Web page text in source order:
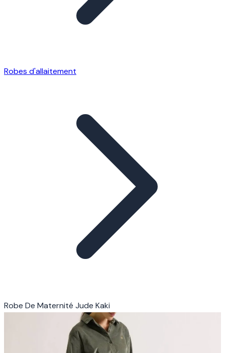
Robes d'allaitement
Robe De Maternité Jude Kaki